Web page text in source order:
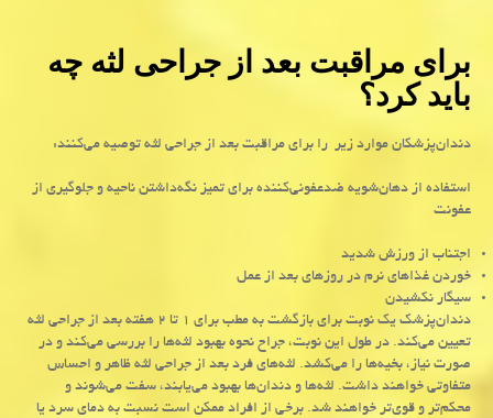
برای مراقبت بعد از جراحی لثه چه
باید کرد؟
دندان‌پزشکان موارد زیر را برای مراقبت بعد از جراحی لثه توصیه می‌کنند:
استفاده از دهان‌شویه ضدعفونی‌کننده برای تمیز نگه‌داشتن ناحیه و جلوگیری از
عفونت
اجتناب از ورزش شدید
خوردن غذاهای نرم در روزهای بعد از عمل
سیگار نکشیدن
دندان‌پزشک یک نوبت برای بازگشت به مطب برای ۱ تا ۲ هفته بعد از جراحی لثه
تعیین می‌کند. در طول این نوبت، جراح نحوه بهبود لثه‌ها را بررسی می‌کند و در
صورت نیاز، بخیه‌ها را می‌کشد. لثه‌های فرد بعد از جراحی لثه ظاهر و احساس
متفاوتی خواهند داشت. لثه‌ها و دندان‌ها بهبود می‌یابند، سفت می‌شوند و
محکم‌تر و قوی‌تر خواهند شد. برخی از افراد ممکن است نسبت به دمای سرد یا